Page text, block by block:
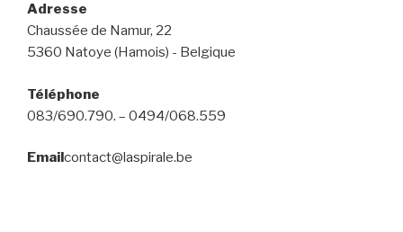
Adresse
Chaussée de Namur, 22
5360 Natoye (Hamois) - Belgique
Téléphone
083/690.790. – 0494/068.559
Email contact@laspirale.be